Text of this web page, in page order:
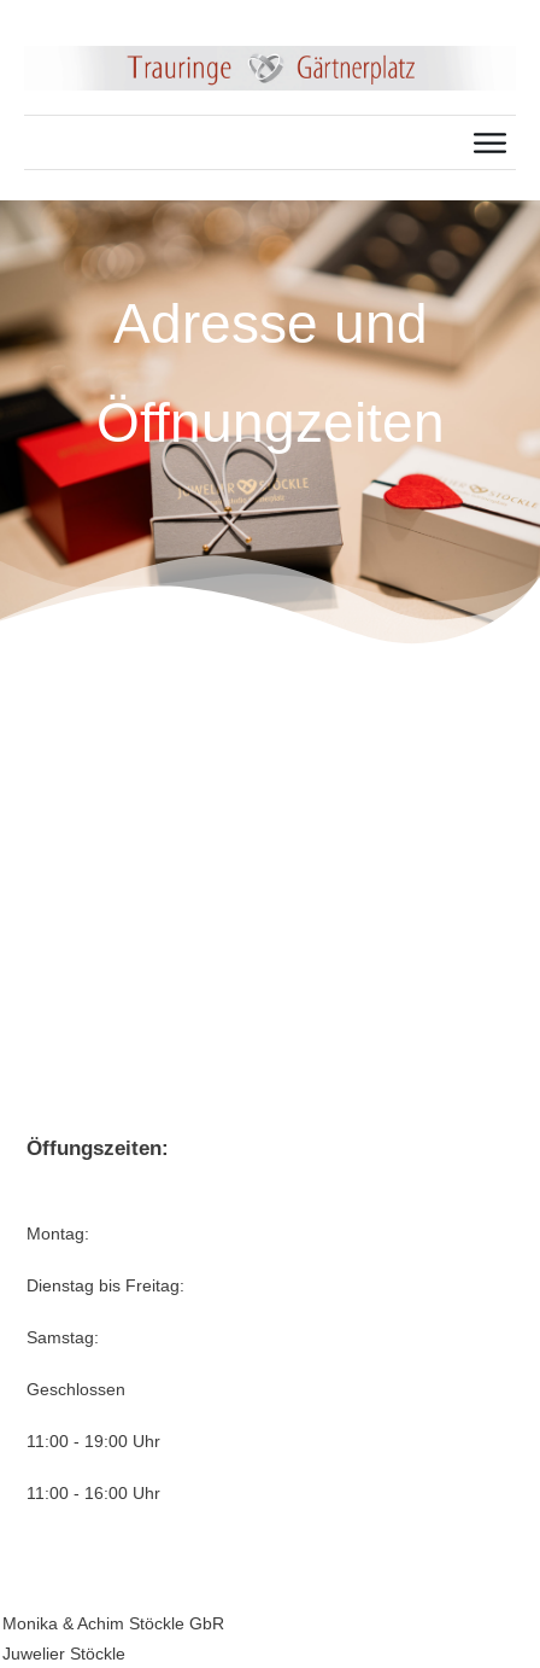
Adresse und
Öffnungzeiten
Öffungszeiten:
Montag:
Dienstag bis Freitag:
Samstag:
Geschlossen
11:00 - 19:00 Uhr
11:00 - 16:00 Uhr
Monika & Achim Stöckle GbR
Juwelier Stöckle